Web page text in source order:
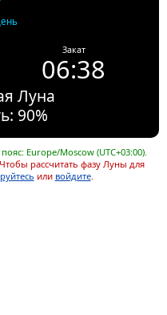
Закат
06:38
Луна
90%
Europe/Moscow (UTC+03:00).
Чтобы рассчитать фазу Луны для
или войдите.